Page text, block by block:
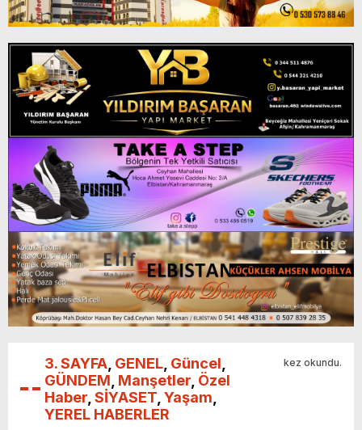
3. SAYFA GENEL Güncel
GÜNDEM Manşetler Özel
Haber SİYASET Yaşam
YEREL HABERLER
kez okundu.